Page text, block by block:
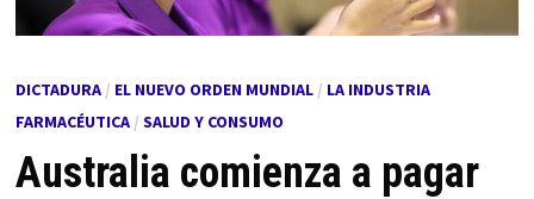
DICTADURA/ EL NUEVO ORDEN MUNDIAL/ LA INDUSTRIA
FARMACÉUTICA/ SALUD Y CONSUMO
Australia comienza a pagar